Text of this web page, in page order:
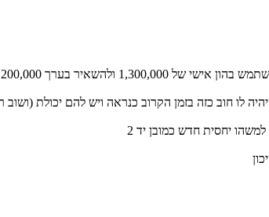
לו חוב כזה בזמן הקרוב כנראה ויש להם יכולת